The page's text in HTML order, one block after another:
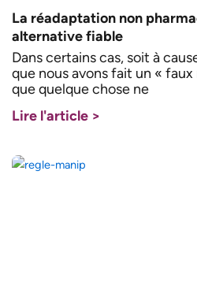
La réadaptation non
alternative fiable
Dans certains cas, soit à
que nous avons fait un «
que quelque chose ne
Lire l'article >